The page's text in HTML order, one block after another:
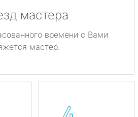
мастера
времени с Вами
мастер.